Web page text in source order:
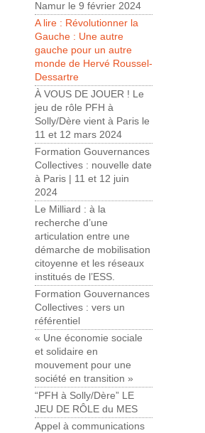
Namur le 9 février 2024
A lire : Révolutionner la
Gauche : Une autre
gauche pour un autre
monde de Hervé Roussel-
Dessartre
À VOUS DE JOUER ! Le
jeu de rôle PFH à
Solly/Dère vient à Paris le
11 et 12 mars 2024
Formation Gouvernances
Collectives : nouvelle date
à Paris | 11 et 12 juin
2024
Le Milliard : à la
recherche d’une
articulation entre une
démarche de mobilisation
citoyenne et les réseaux
institués de l’ESS.
Formation Gouvernances
Collectives : vers un
référentiel
« Une économie sociale
et solidaire en
mouvement pour une
société en transition »
“PFH à Solly/Dère” LE
JEU DE RÔLE du MES
Appel à communications